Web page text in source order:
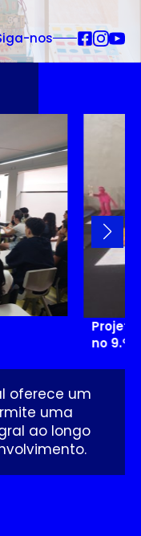
nos
Projeto
no 9.º
oferece um
uma
ao longo